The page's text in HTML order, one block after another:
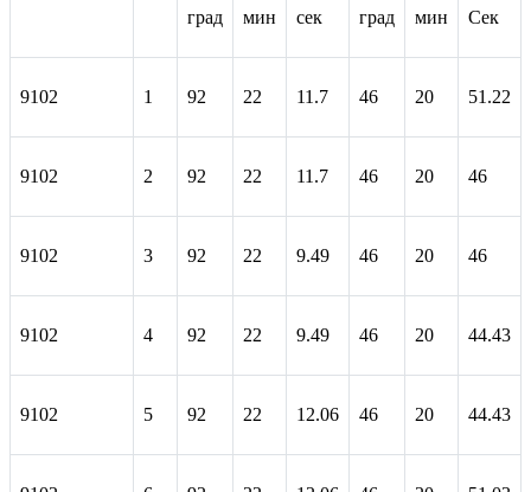
град мин сек град мин Сек
9102 1 92 22 11.7 46 20 51.22
9102 2 92 22 11.7 46 20 46
9102 3 92 22 9.49 46 20 46
9102 4 92 22 9.49 46 20 44.43
9102 5 92 22 12.06 46 20 44.43